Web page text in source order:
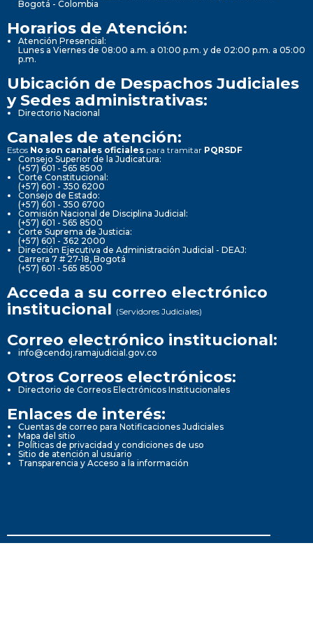
Bogotá - Colombia
Horarios de Atención:
Atención Presencial:
Lunes a Viernes de 08:00 a.m. a 01:00 p.m. y de 02:00 p.m. a 05:00
p.m.
Ubicación de Despachos Judiciales
y Sedes administrativas:
Directorio Nacional
Canales de atención:
Estos No son canales oficiales para tramitar PQRSDF
Consejo Superior de la Judicatura:
(+57) 601 - 565 8500
Corte Constitucional:
(+57) 601 - 350 6200
Consejo de Estado:
(+57) 601 - 350 6700
Comisión Nacional de Disciplina Judicial:
(+57) 601 - 565 8500
Corte Suprema de Justicia:
(+57) 601 - 362 2000
Dirección Ejecutiva de Administración Judicial - DEAJ:
Carrera 7 # 27-18, Bogotá
(+57) 601 - 565 8500
Acceda a su correo electrónico
institucional (Servidores Judiciales)
Correo electrónico institucional:
info@cendoj.ramajudicial.gov.co
Otros Correos electrónicos:
Directorio de Correos Electrónicos Institucionales
Enlaces de interés:
Cuentas de correo para Notificaciones Judiciales
Mapa del sitio
Políticas de privacidad y condiciones de uso
Sitio de atención al usuario
Transparencia y Acceso a la información